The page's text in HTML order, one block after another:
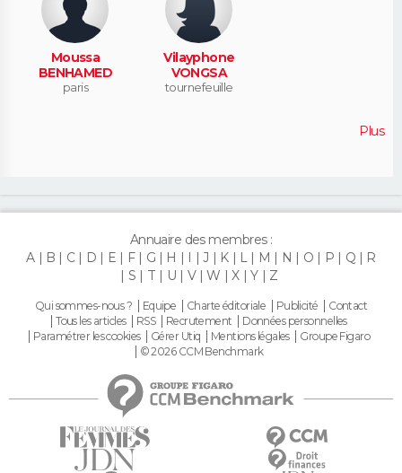
Moussa
BENHAMED
paris
Vilayphone
VONGSA
tournefeuille
Plus
Annuaire des membres :
A
B C D E F G H I J K L M N O P Q
R
S
T U V W X Y Z
Qui sommes-nous ? Equipe Charte éditoriale Publicité
Contact
Tous les articles
RSS Recrutement
Données personnelles
Paramétrer les cookies
Gérer Utiq Mentions légales
Groupe Figaro
© 2026 CCM Benchmark